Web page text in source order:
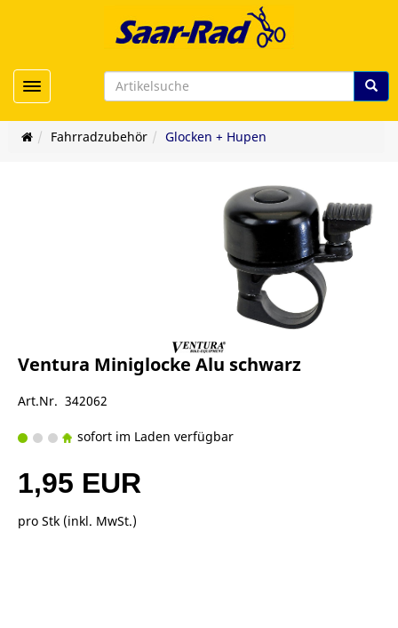
Toggle navigation
Fahrradzubehör Glocken + Hupen
Ventura Miniglocke Alu schwarz
Art.Nr. 342062
sofort im Laden verfügbar
1,95 EUR
pro Stk (inkl. MwSt.)